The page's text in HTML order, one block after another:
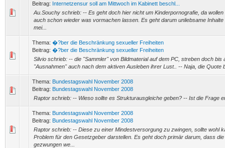
Beitrag: Internetzensur soll am Mittwoch im Kabinett beschl...
Au.Souchy schrieb: -- Es geht doch hier nicht um Kinderpornografie, da
auch schon wieder was vormachen lassen. Es geht darum unliebsame
mei...
Thema: �?ber die Beschränkung sexueller Freiheiten
Beitrag: �?ber die Beschränkung sexueller Freiheiten
Silvio schrieb: -- die "Sammler" von Bildmaterial auf dem PC, streben doch bis
"Ausnahmen" auch nach dem aktiven Ausleben ihrer Lust.. -- Naja, die Quote
Thema: Bundestagswahl November 2008
Beitrag: Bundestagswahl November 2008
Raptor schrieb: -- Wieso sollte es Strukturausgleiche geben? -- Ist die Frage
Thema: Bundestagswahl November 2008
Beitrag: Bundestagswahl November 2008
Raptor schrieb: -- Diese zu einer Mindestversorgung zu zwingen, sollte wohl
Problem für den Gesetzgeber darstellen. Es geht doch primär darum, dass
gezwungen we...